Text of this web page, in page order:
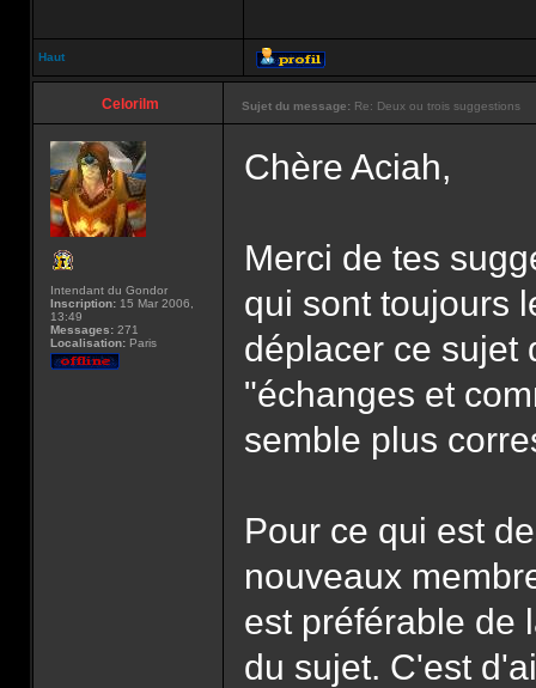
Haut
Celorilm Sujet du message: Re: Deux ou trois suggestions
Intendant du Gondor
Inscription: 15 Mar 2006,
13:49
Messages: 271
Localisation: Paris
Chère Aciah,
Merci de tes
qui sont toujours
déplacer ce sujet
"échanges et
semble plus
Pour ce qui est
nouveaux
est préférable de
du sujet. C'est